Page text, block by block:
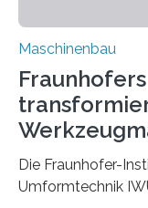
Maschinenbau
Die Fraunhofer-
Umformtechnik